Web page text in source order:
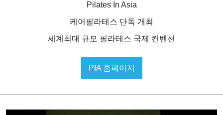
Pilates In Asia
케어필라테스 단독 개최
세계최대 규모 필라테스 국제 컨벤션
PIA 홈페이지